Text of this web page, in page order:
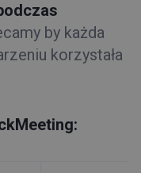
by każda
korzystała